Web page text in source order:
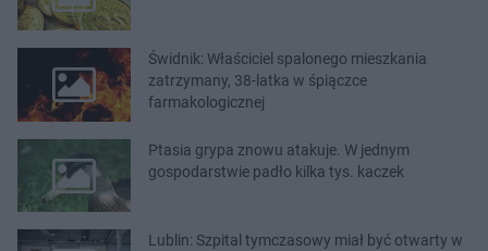
Świdnik: Właściciel spalonego mieszkania
zatrzymany, 38-latka w śpiączce
farmakologicznej
Ptasia grypa znowu atakuje. W jednym
gospodarstwie padło kilka tys. kaczek
Lublin: Szpital tymczasowy miał być otwarty w